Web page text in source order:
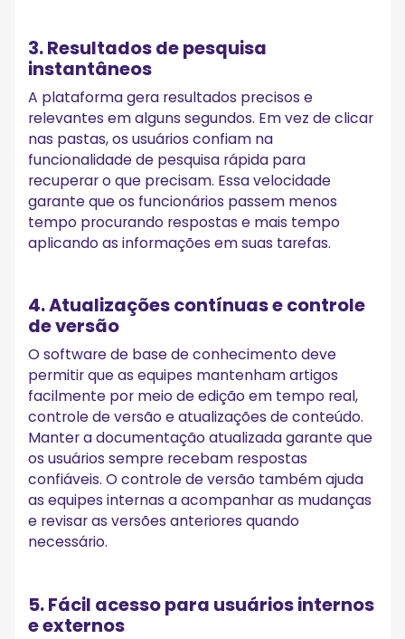
3. Resultados de pesquisa
instantâneos
A plataforma gera resultados precisos e
relevantes em alguns segundos. Em vez de clicar
nas pastas, os usuários confiam na
funcionalidade de pesquisa rápida para
recuperar o que precisam. Essa velocidade
garante que os funcionários passem menos
tempo procurando respostas e mais tempo
aplicando as informações em suas tarefas.
4. Atualizações contínuas e controle
de versão
O software de base de conhecimento deve
permitir que as equipes mantenham artigos
facilmente por meio de edição em tempo real,
controle de versão e atualizações de conteúdo.
Manter a documentação atualizada garante que
os usuários sempre recebam respostas
confiáveis. O controle de versão também ajuda
as equipes internas a acompanhar as mudanças
e revisar as versões anteriores quando
necessário.
5. Fácil acesso para usuários internos
e externos